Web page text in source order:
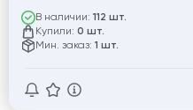
В наличии: 112 шт.
Купили: 0 шт.
Мин. заказ: 1 шт.